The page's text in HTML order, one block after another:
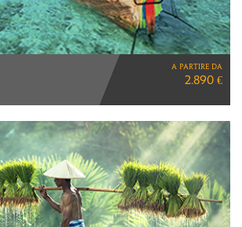
a partire da
5.640 €